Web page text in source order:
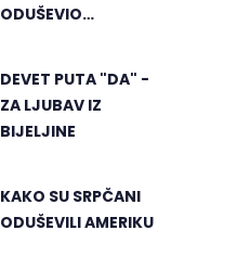
ODUŠEVIO
DEVET PUTA "DA" -
ZA LJUBAV IZ
BIJELJINE
KAKO SU SRPČANI
ODUŠEVILI AMERIKU